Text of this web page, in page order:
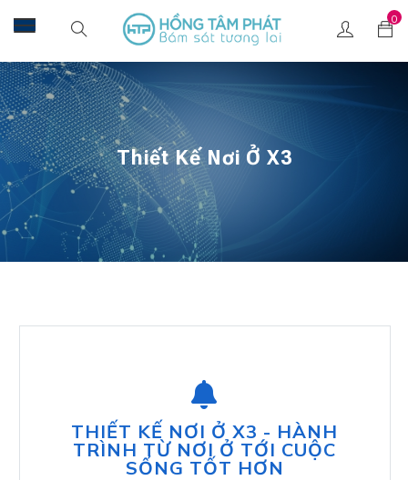
0
Thiết Kế Nơi Ở X3
THIẾT KẾ NƠI Ở X3 - HÀNH
TRÌNH TỪ NƠI Ở TỚI CUỘC
SỐNG TỐT HƠN